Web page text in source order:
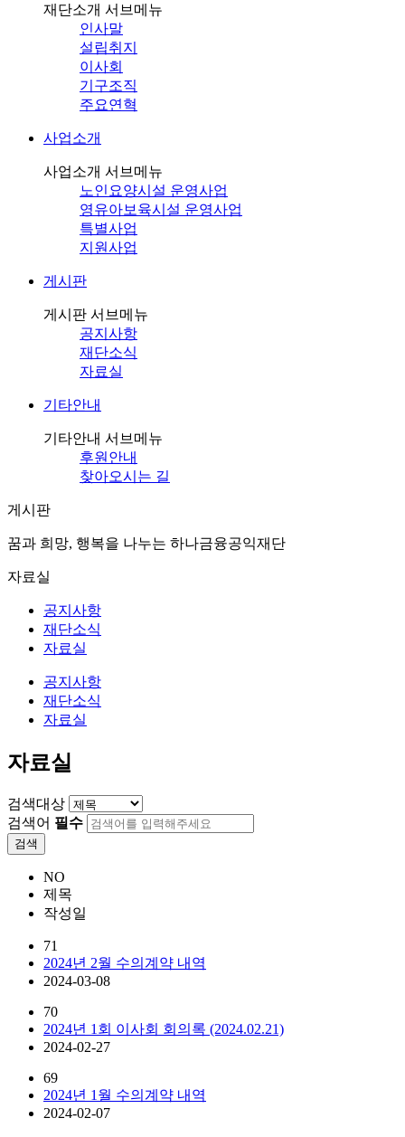
재단소개 서브메뉴
인사말
설립취지
이사회
기구조직
주요연혁
사업소개
사업소개 서브메뉴
노인요양시설 운영사업
영유아보육시설 운영사업
특별사업
지원사업
게시판
게시판 서브메뉴
공지사항
재단소식
자료실
기타안내
기타안내 서브메뉴
후원안내
찾아오시는 길
게시판
꿈과 희망, 행복을 나누는 하나금융공익재단
자료실
공지사항
재단소식
자료실
공지사항
재단소식
자료실
자료실
검색대상
검색어 필수
검색
NO
제목
작성일
71
2024년 2월 수의계약 내역
2024-03-08
70
2024년 1회 이사회 회의록 (2024.02.21)
2024-02-27
69
2024년 1월 수의계약 내역
2024-02-07